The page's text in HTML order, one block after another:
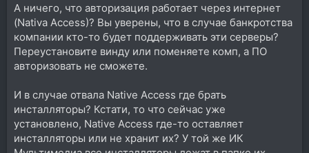
А ничего, что авторизация работает через интернет
(Nativa Access)? Вы уверены, что в случае банкротства
компании кто-то будет поддерживать эти серверы?
Переустановите винду или поменяете комп, а ПО
авторизовать не сможете.
И в случае отвала Native Access где брать
инсталляторы? Кстати, то что сейчас уже
установлено, Native Access где-то оставляет
инсталляторы или не хранит их? У той же ИК